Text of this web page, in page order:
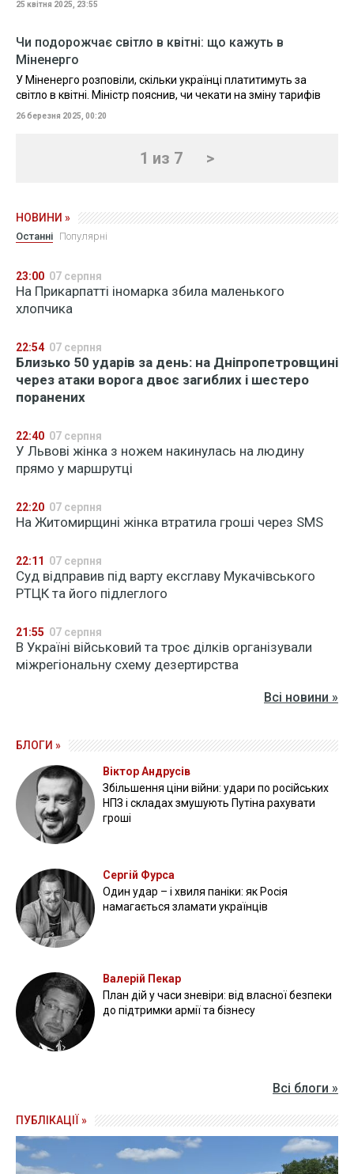
25 квітня 2025, 23:55
Чи подорожчає світло в квітні: що кажуть в
Міненерго
У Міненерго розповіли, скільки українці платитимуть за
світло в квітні. Міністр пояснив, чи чекати на зміну тарифів
26 березня 2025, 00:20
1 из 7 >
НОВИНИ »
Останні Популярні
23:00 07 серпня
На Прикарпатті іномарка збила маленького
хлопчика
22:54 07 серпня
Близько 50 ударів за день: на Дніпропетровщині
через атаки ворога двоє загиблих і шестеро
поранених
22:40 07 серпня
У Львові жінка з ножем накинулась на людину
прямо у маршрутці
22:20 07 серпня
На Житомирщині жінка втратила гроші через SMS
22:11 07 серпня
Суд відправив під варту ексглаву Мукачівського
РТЦК та його підлеглого
21:55 07 серпня
В Україні військовий та троє ділків організували
міжрегіональну схему дезертирства
Всі новини »
БЛОГИ »
Віктор Андрусів
Збільшення ціни війни: удари по російських
НПЗ і складах змушують Путіна рахувати
гроші
Сергій Фурса
Один удар – і хвиля паніки: як Росія
намагається зламати українців
Валерій Пекар
План дій у часи зневіри: від власної безпеки
до підтримки армії та бізнесу
Всі блоги »
ПУБЛІКАЦІЇ »